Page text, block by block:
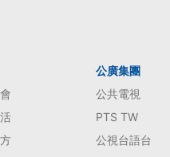
公廣集團
公共電視
PTS TW
公視台語台